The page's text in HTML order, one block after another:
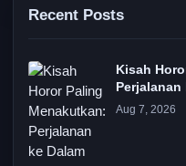
Recent Posts
Kisah
Aug 7, 2026